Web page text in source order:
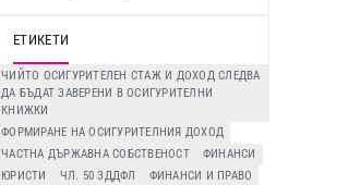
ЕТИКЕТИ
ЧИЙТО ОСИГУРИТЕЛЕН СТАЖ И ДОХОД СЛЕДВА
ДА БЪДАТ ЗАВЕРЕНИ В ОСИГУРИТЕЛНИ
КНИЖКИ
ФОРМИРАНЕ НА ОСИГУРИТЕЛНИЯ ДОХОД
ЧАСТНА ДЪРЖАВНА СОБСТВЕНОСТ
ФИНАНСИ
ЮРИСТИ
ЧЛ. 50 ЗДДФЛ
ФИНАНСИ И ПРАВО